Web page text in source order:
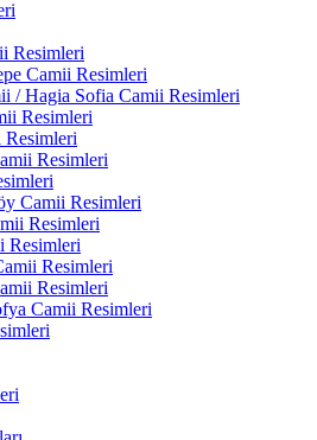
Resimleri
Camii Resimleri
/ Hagia Sofia Camii Resimleri
Resimleri
Resimleri
Resimleri
Camii Resimleri
Resimleri
Resimleri
Resimleri
Resimleri
Camii Resimleri